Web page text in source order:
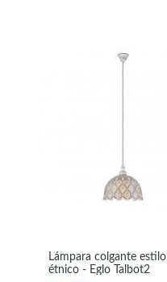
Lámpara colgante estilo
étnico - Eglo Talbot2